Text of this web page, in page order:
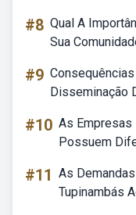
#8 Qual A
Sua
#9
Disseminação
#10 As
Possuem
#11 As
Tupinambás